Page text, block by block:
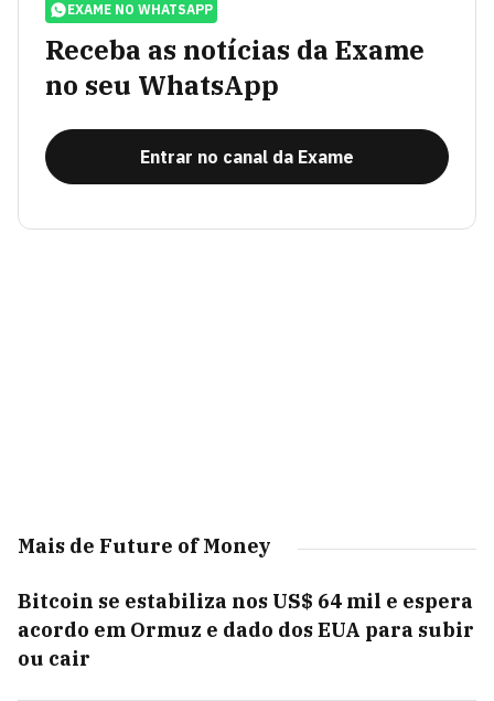
EXAME NO WHATSAPP
Receba as notícias da Exame
no seu WhatsApp
Entrar no canal da Exame
Mais de Future of Money
Bitcoin se estabiliza nos US$ 64 mil e espera
acordo em Ormuz e dado dos EUA para subir
ou cair